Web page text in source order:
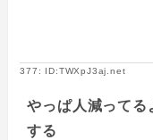
377: ID:TWXpJ3aj.net
やっぱ人減って
する